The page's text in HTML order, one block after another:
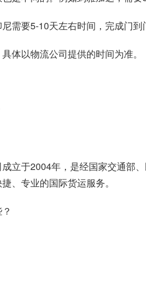
需要5-10天左右时间，完成门到
体以物流公司提供的时间为准。
立于2004年，是经国家交通部
、专业的国际货运服务。